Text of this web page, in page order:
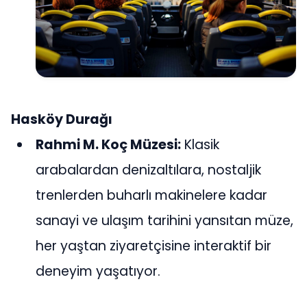
Hasköy Durağı
Rahmi M. Koç Müzesi: Klasik
arabalardan denizaltılara, nostaljik
trenlerden buharlı makinelere kadar
sanayi ve ulaşım tarihini yansıtan müze,
her yaştan ziyaretçisine interaktif bir
deneyim yaşatıyor.